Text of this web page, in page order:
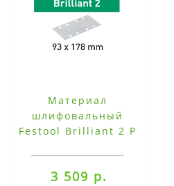
Материал
шлифовальный
Festool Brilliant 2 P
BR2/ 50
3 509 р.